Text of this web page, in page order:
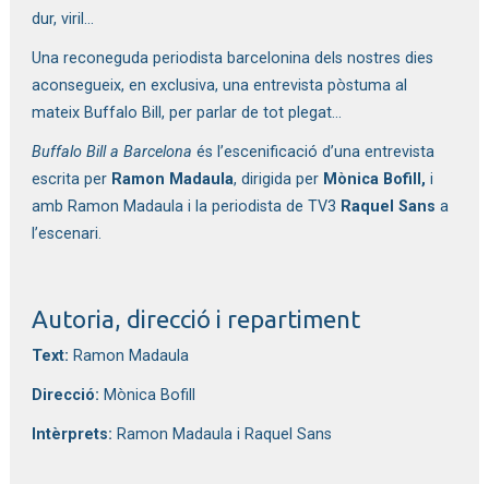
dur, viril...
Una reconeguda periodista barcelonina dels nostres dies
aconsegueix, en exclusiva, una entrevista pòstuma al
mateix Buffalo Bill, per parlar de tot plegat...
Buffalo Bill a Barcelona és l’escenificació d’una entrevista
escrita per Ramon Madaula, dirigida per Mònica Bofill, i
amb Ramon Madaula i la periodista de TV3 Raquel Sans a
l’escenari.
Autoria, direcció i repartiment
Text: Ramon Madaula
Direcció: Mònica Bofill
Intèrprets: Ramon Madaula i Raquel Sans